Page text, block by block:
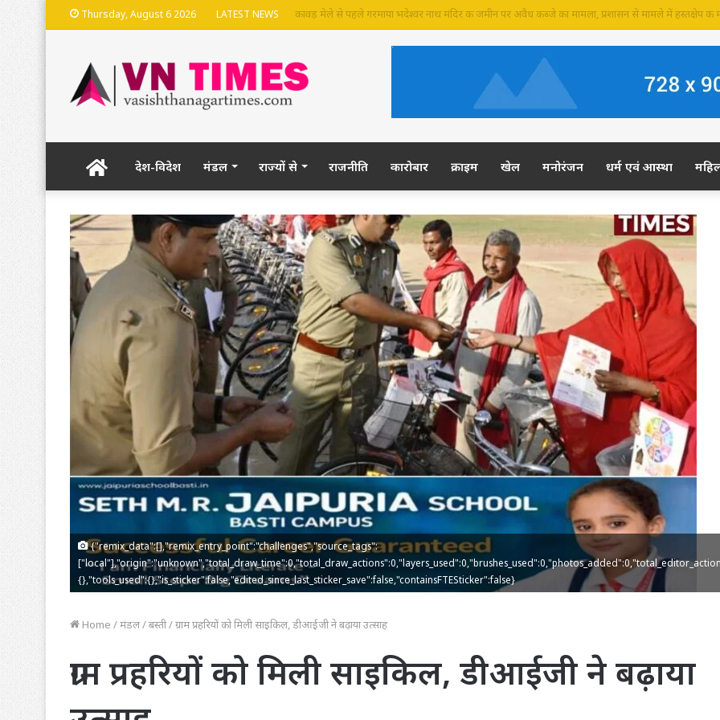
Thursday, August 6 2026 LATEST NEWS भदेश्वरनाथ मंदिर की जमीन पर अवैध कब्जे का आरोप, ग्रामीण कल डीएम-एसपी से करेंगे शिकायत
Homeदेश-विदेश मंडल राज्यों से राजनीति कारोबार क्राइम खेल मनोरंजन धर्म एवं आस्था
{"remix_data":[],"remix_entry_point":"challenges","source_tags":
{},"tools_used":{},"is_sticker":false,"edited_since_last_sticker_save":false,"containsFTESticker":false}
Home /मंडल/बस्ती/ग्राम प्रहरियों को मिली साइकिल, डीआईजी ने बढ़ाया उत्साह
ग्राम प्रहरियों को मिली साइकिल, डीआईजी ने बढ़ाया